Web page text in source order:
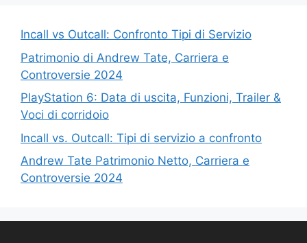
Incall vs Outcall: Confronto Tipi di Servizio
Patrimonio di Andrew Tate, Carriera e
Controversie 2024
PlayStation 6: Data di uscita, Funzioni, Trailer &
Voci di corridoio
Incall vs. Outcall: Tipi di servizio a confronto
Andrew Tate Patrimonio Netto, Carriera e
Controversie 2024